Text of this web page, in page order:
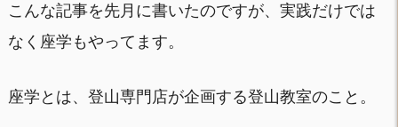
こんな記事を先月に書いたのですが、実践だけでは
なく座学もやってます。
座学とは、登山専門店が企画する登山教室のこと。